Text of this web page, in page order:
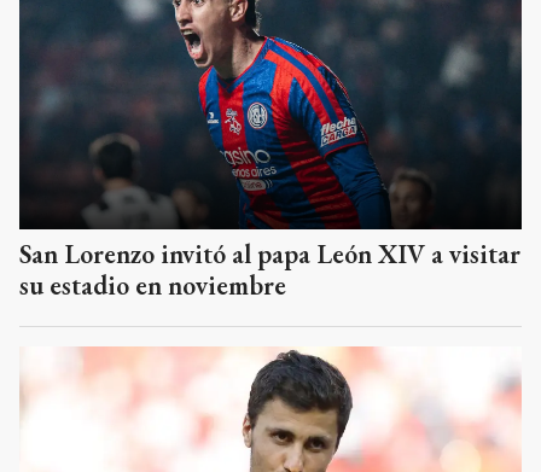
San Lorenzo invitó al papa León XIV a visitar
su estadio en noviembre